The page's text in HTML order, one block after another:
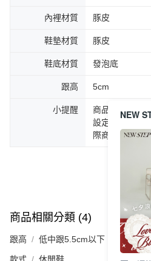
內裡材質 豚皮
鞋墊材質 豚皮
鞋底材質 發泡底
跟高 5cm
小提醒
商品圖片顏色
設定不同，而
際商品為主。
商品相關分類 (4)
跟高 低中跟5.5cm以下
NEW